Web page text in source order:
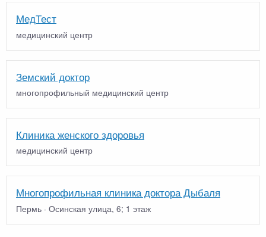
МедТест
медицинский центр
Земский доктор
многопрофильный медицинский центр
Клиника женского здоровья
медицинский центр
Многопрофильная клиника доктора Дыбаля
Пермь · Осинская улица, 6; 1 этаж